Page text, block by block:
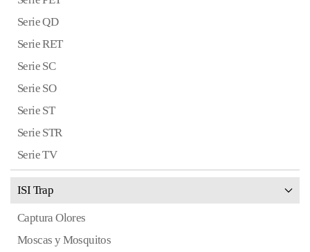
Serie QD
Serie RET
Serie SC
Serie SO
Serie ST
Serie STR
Serie TV
ISI Trap
Captura Olores
Moscas y Mosquitos